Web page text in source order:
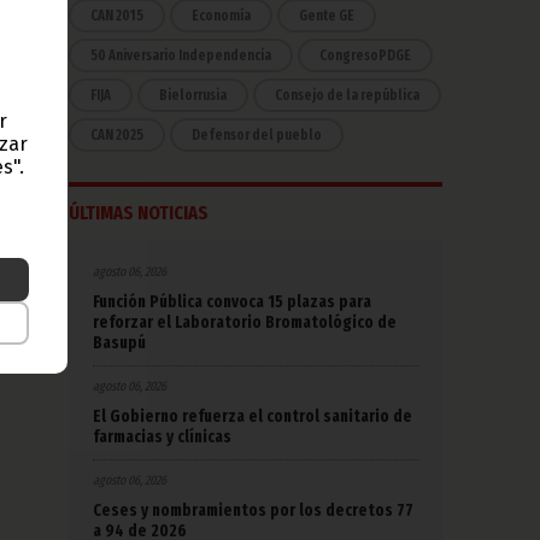
la
de
CAN 2015 Economía Gente GE
50 Aniversario Independencia CongresoPDGE
FIJA Bielorrusia Consejo de la república
CAN 2025 Defensor del pueblo
ÚLTIMAS NOTICIAS
agosto 06, 2026
Función Pública convoca 15 plazas para
reforzar el Laboratorio Bromatológico de
Basupú
agosto 06, 2026
El Gobierno refuerza el control sanitario de
farmacias y clínicas
agosto 06, 2026
Ceses y nombramientos por los decretos 77
a 94 de 2026